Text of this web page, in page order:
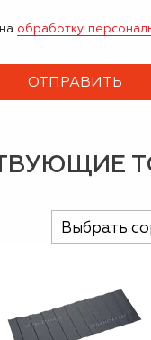
обработку
Выбрать